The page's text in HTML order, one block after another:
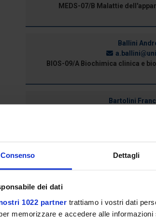
Consenso Dettagli
dei dati
1022 partner trattiamo i vostri dati
memorizzare e accedere alle
MEDS-07/B Malattie
Ballini
BIOS-09/A Biochimica clinica e
Bartolini
Belardo